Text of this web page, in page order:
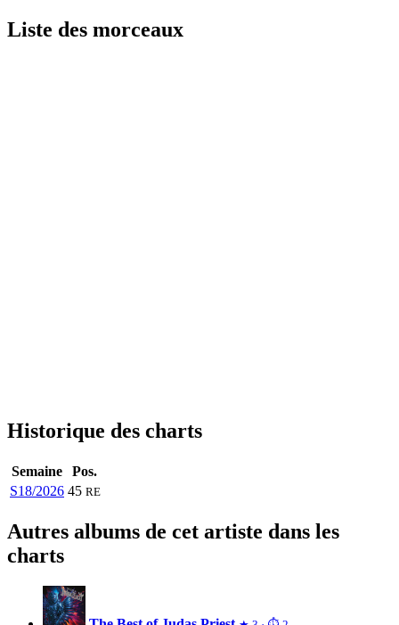
Liste des morceaux
Historique des charts
Semaine
Pos.
S18/2026 45 RE
Autres albums de cet artiste dans les
charts